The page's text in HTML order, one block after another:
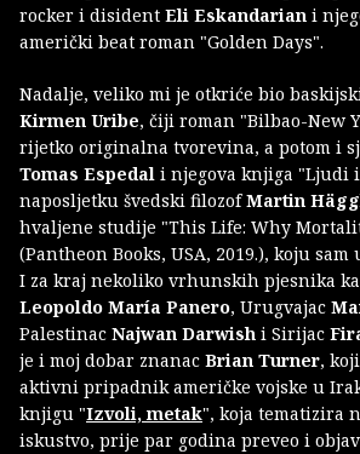
rocker i disident Eli Eskandarian i
američki beat roman "Golden Days".
Nadalje, veliko mi je otkriće bio
Kirmen Uribe, čiji roman "Bilbao-New
rijetko originalna tvorevina, a potom i
Tomas Espedal i njegova knjiga "Ljudi
naposljetku švedski filozofMartin
hvaljene studije "This Life: Why
(Pantheon Books, USA, 2019.), koju
I za kraj nekoliko vrhunskih pjesnika
Leopoldo María Panero, Urugvajac
Palestinac Najwan Darwish i Sirijac
je i moj dobar znanac Brian Turner,
aktivni pripadnik američke vojske u
knjigu "Izvoli, metak", koja tematizira
iskustvo, prije par godina preveo i